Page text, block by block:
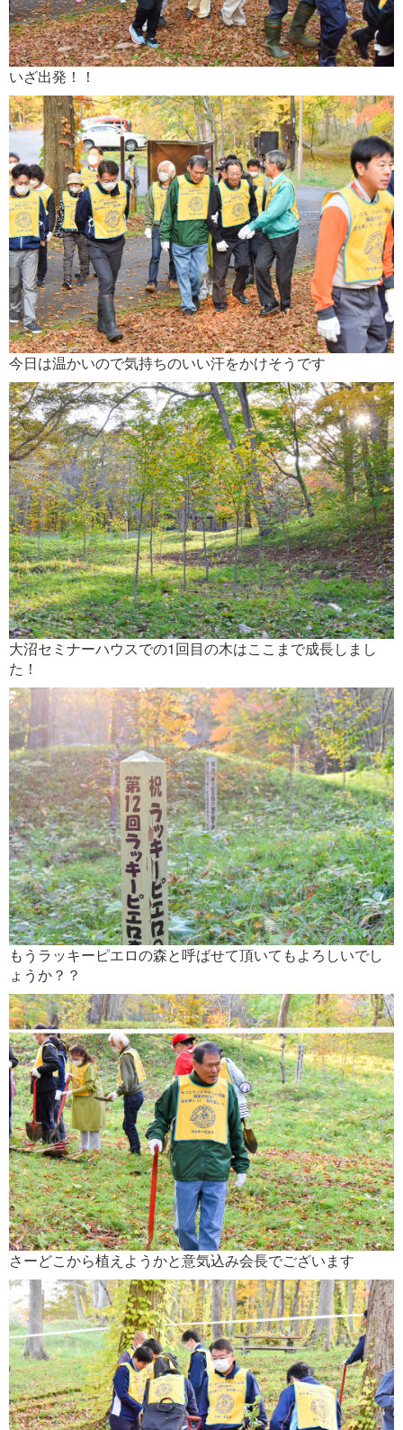
いざ出発！！
今日は温かいので気持ちのいい汗をかけそうです
大沼セミナーハウスでの1回目の木はここまで成長しまし
た！
もうラッキーピエロの森と呼ばせて頂いてもよろしいでし
ょうか？？
さーどこから植えようかと意気込み会長でございます